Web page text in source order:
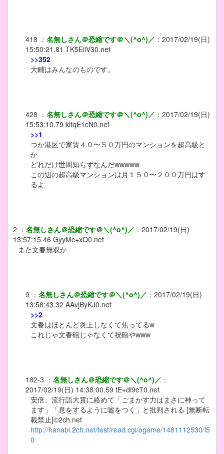
418 ： 名無しさん＠恐縮です＠＼(^o^)／ ： 2017/02/19(日)
15:50:21.81 TK5EiiV30.net
>>352
大輔はみんなのものです。
428 ： 名無しさん＠恐縮です＠＼(^o^)／ ： 2017/02/19(日)
15:53:10.79 kltqE1cN0.net
>>1
つか港区で家賃４０〜５０万円のマンションを超高級と
か
どれだけ世間知らずなんだwwwww
この辺の超高級マンションは月１５０〜２００万円はす
るよ
2 ： 名無しさん＠恐縮です＠＼(^o^)／ ： 2017/02/19(日)
13:57:15.46 GyyMc+xO0.net
また文春無双か
9 ： 名無しさん＠恐縮です＠＼(^o^)／ ： 2017/02/19(日)
13:58:43.32 AAvjByKJ0.net
>>2
文春はほとんど炎上しなくて焦ってるw
これじゃ文春砲じゃなくて祝砲やwww
182-3 ： 名無しさん＠恐縮です＠＼(^o^)／ ：
2017/02/19(日) 14:38:00.59 tE+di9cT0.net
安倍、流行語大賞に絡めて「ごまかす力はまさに神って
ます」「息をするように嘘をつく」と批判される [無断転
載禁止]©2ch.net
http://hanabi.2ch.net/test/read.cgi/ogame/1481112530/l5
0